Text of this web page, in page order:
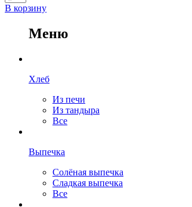
В корзину
Меню
Хлеб
Из печи
Из тандыра
Все
Выпечка
Солёная выпечка
Сладкая выпечка
Все